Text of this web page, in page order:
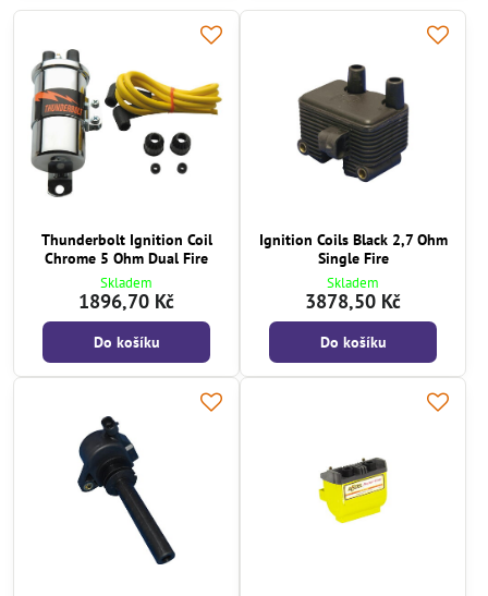
Thunderbolt Ignition Coil
Chrome 5 Ohm Dual Fire
Skladem
1896,70 Kč
Do košíku
Ignition Coils Black 2,7 Ohm
Single Fire
Skladem
3878,50 Kč
Do košíku